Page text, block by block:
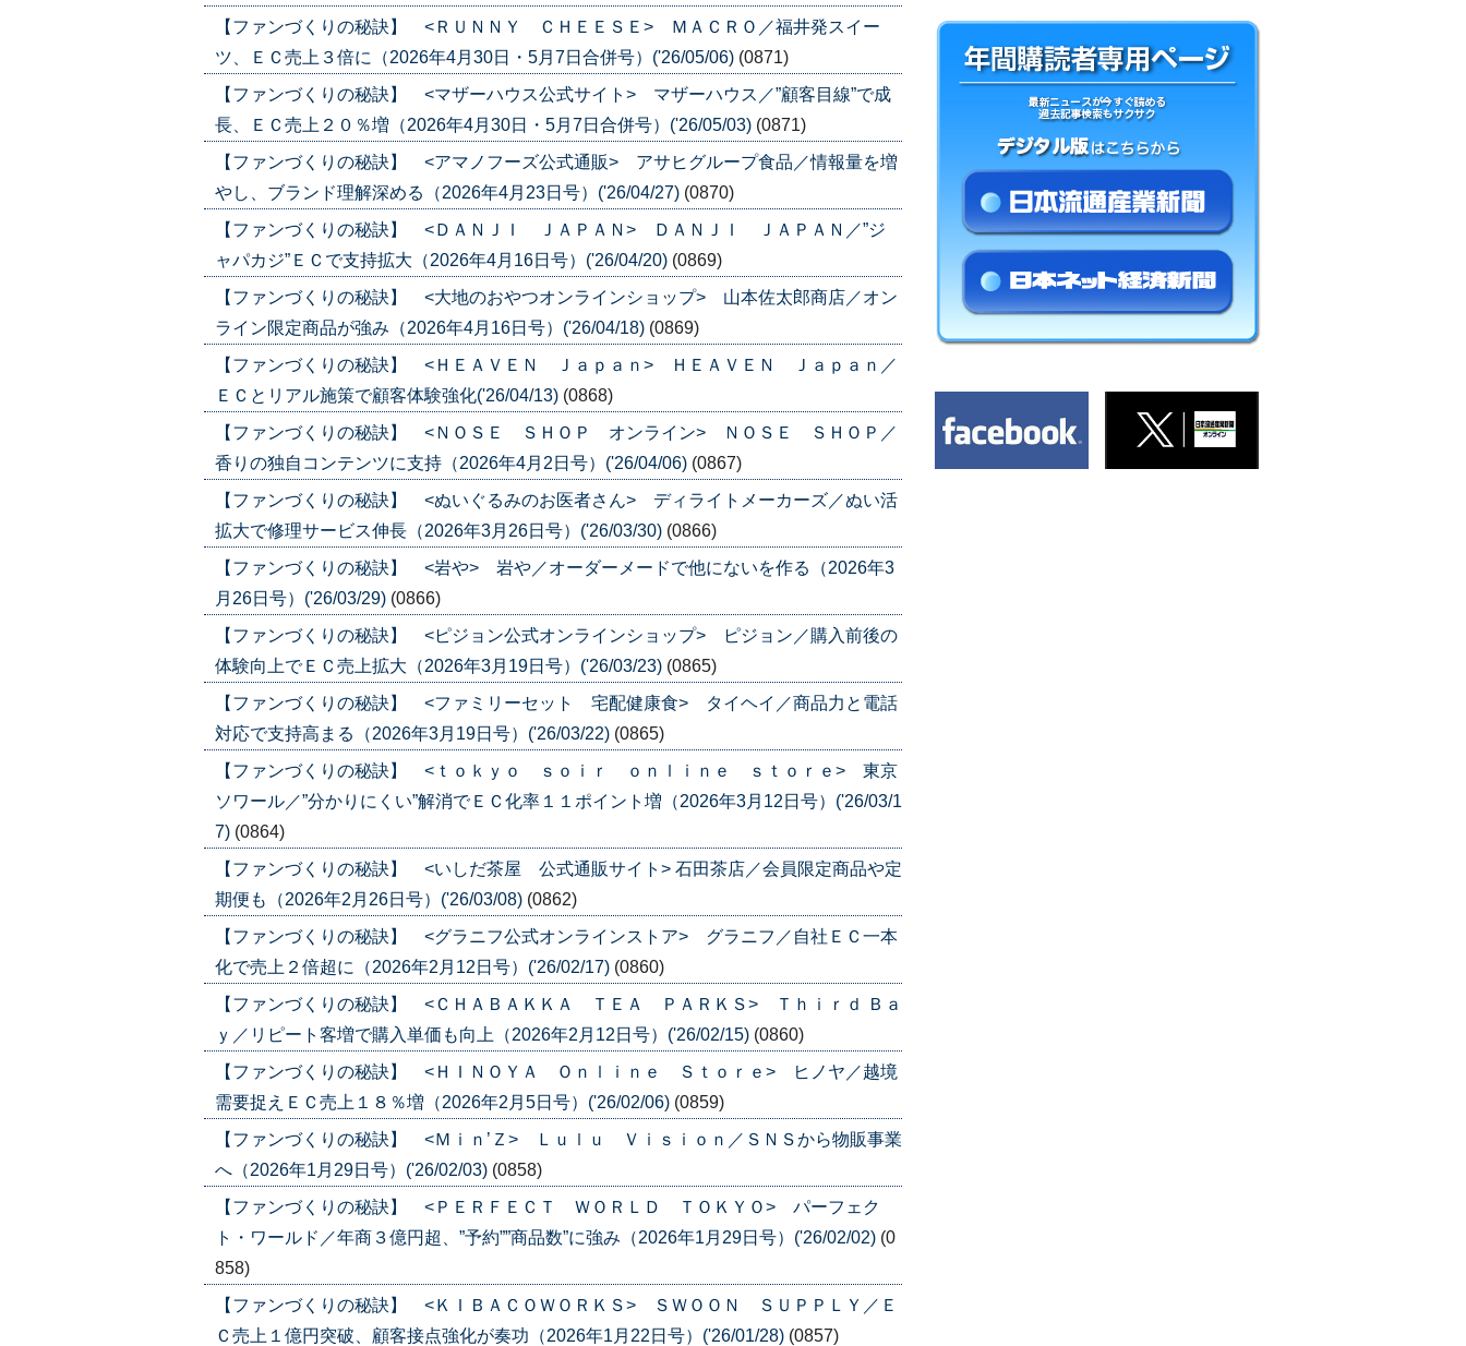
【ファンづくりの秘訣】 <ＲＵＮＮＹ ＣＨＥＥＳＥ> ＭＡＣＲＯ／福井発スイー
ツ、ＥＣ売上３倍に（2026年4月30日・5月7日合併号）('26/05/06) (0871)
【ファンづくりの秘訣】 <マザーハウス公式サイト> マザーハウス／”顧客目線”で成
長、ＥＣ売上２０％増（2026年4月30日・5月7日合併号）('26/05/03) (0871)
【ファンづくりの秘訣】 <アマノフーズ公式通販> アサヒグループ食品／情報量を増
やし、ブランド理解深める（2026年4月23日号）('26/04/27) (0870)
【ファンづくりの秘訣】 <ＤＡＮＪＩ ＪＡＰＡＮ> ＤＡＮＪＩ ＪＡＰＡＮ／”ジ
ャパカジ”ＥＣで支持拡大（2026年4月16日号）('26/04/20) (0869)
【ファンづくりの秘訣】 <大地のおやつオンラインショップ> 山本佐太郎商店／オン
ライン限定商品が強み（2026年4月16日号）('26/04/18) (0869)
【ファンづくりの秘訣】 <ＨＥＡＶＥＮ Ｊａｐａｎ> ＨＥＡＶＥＮ Ｊａｐａｎ／
ＥＣとリアル施策で顧客体験強化('26/04/13) (0868)
【ファンづくりの秘訣】 <ＮＯＳＥ ＳＨＯＰ オンライン> ＮＯＳＥ ＳＨＯＰ／
香りの独自コンテンツに支持（2026年4月2日号）('26/04/06) (0867)
【ファンづくりの秘訣】 <ぬいぐるみのお医者さん> ディライトメーカーズ／ぬい活
拡大で修理サービス伸長（2026年3月26日号）('26/03/30) (0866)
【ファンづくりの秘訣】 <岩や> 岩や／オーダーメードで他にないを作る（2026年3
月26日号）('26/03/29) (0866)
【ファンづくりの秘訣】 <ピジョン公式オンラインショップ> ピジョン／購入前後の
体験向上でＥＣ売上拡大（2026年3月19日号）('26/03/23) (0865)
【ファンづくりの秘訣】 <ファミリーセット 宅配健康食> タイヘイ／商品力と電話
対応で支持高まる（2026年3月19日号）('26/03/22) (0865)
【ファンづくりの秘訣】 <ｔｏｋｙｏ ｓｏｉｒ ｏｎｌｉｎｅ ｓｔｏｒｅ> 東京
ソワール／”分かりにくい”解消でＥＣ化率１１ポイント増（2026年3月12日号）('26/03/1
7) (0864)
【ファンづくりの秘訣】 <いしだ茶屋 公式通販サイト> 石田茶店／会員限定商品や定
期便も（2026年2月26日号）('26/03/08) (0862)
【ファンづくりの秘訣】 <グラニフ公式オンラインストア> グラニフ／自社ＥＣ一本
化で売上２倍超に（2026年2月12日号）('26/02/17) (0860)
【ファンづくりの秘訣】 <ＣＨＡＢＡＫＫＡ ＴＥＡ ＰＡＲＫＳ> Ｔｈｉｒｄ Ｂａ
ｙ／リピート客増で購入単価も向上（2026年2月12日号）('26/02/15) (0860)
【ファンづくりの秘訣】 <ＨＩＮＯＹＡ Ｏｎｌｉｎｅ Ｓｔｏｒｅ> ヒノヤ／越境
需要捉えＥＣ売上１８％増（2026年2月5日号）('26/02/06) (0859)
【ファンづくりの秘訣】 <Ｍｉｎ’Ｚ> Ｌｕｌｕ Ｖｉｓｉｏｎ／ＳＮＳから物販事業
へ（2026年1月29日号）('26/02/03) (0858)
【ファンづくりの秘訣】 <ＰＥＲＦＥＣＴ ＷＯＲＬＤ ＴＯＫＹＯ> パーフェク
ト・ワールド／年商３億円超、”予約””商品数”に強み（2026年1月29日号）('26/02/02) (0
858)
【ファンづくりの秘訣】 <ＫＩＢＡＣＯＷＯＲＫＳ> ＳＷＯＯＮ ＳＵＰＰＬＹ／Ｅ
Ｃ売上１億円突破、顧客接点強化が奏功（2026年1月22日号）('26/01/28) (0857)